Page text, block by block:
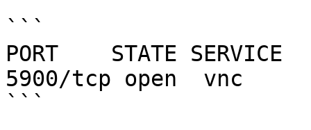
```
PORT    STATE SERVICE
5900/tcp open  vnc
```